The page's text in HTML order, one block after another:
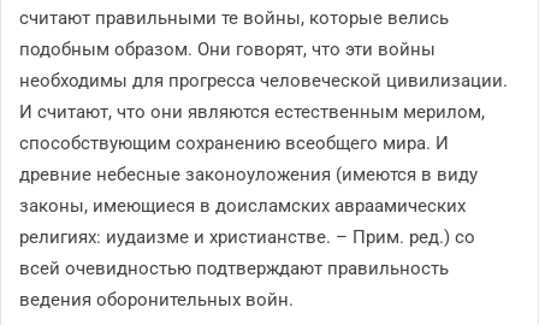
считают правильными те войны, которые велись
подобным образом. Они говорят, что эти войны
необходимы для прогресса человеческой цивилизации.
И считают, что они являются естественным мерилом,
способствующим сохранению всеобщего мира. И
древние небесные законоуложения (имеются в виду
законы, имеющиеся в доисламских авраамических
религиях: иудаизме и христианстве. – Прим. ред.) со
всей очевидностью подтверждают правильность
ведения оборонительных войн.